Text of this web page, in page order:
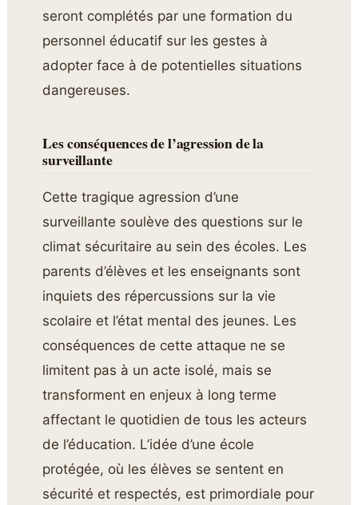
seront complétés par une formation du
personnel éducatif sur les gestes à
adopter face à de potentielles situations
dangereuses.
Les conséquences de l’agression de la
surveillante
Cette tragique agression d’une
surveillante soulève des questions sur le
climat sécuritaire au sein des écoles. Les
parents d’élèves et les enseignants sont
inquiets des répercussions sur la vie
scolaire et l’état mental des jeunes. Les
conséquences de cette attaque ne se
limitent pas à un acte isolé, mais se
transforment en enjeux à long terme
affectant le quotidien de tous les acteurs
de l’éducation. L’idée d’une école
protégée, où les élèves se sentent en
sécurité et respectés, est primordiale pour